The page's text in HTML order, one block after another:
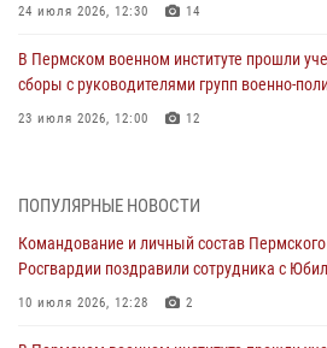
24 июля 2026, 12:30 14
В Пермском военном институте прошли
сборы с руководителями групп военно-
23 июля 2026, 12:00 12
Федерации проводится выставка,
правопорядка
10 июля 2026, 14:30 8
ПОПУЛЯРНЫЕ НОВОСТИ
Командование и личный состав Пермского
Росгвардии поздравили сотрудника с
10 июля 2026, 12:28 2